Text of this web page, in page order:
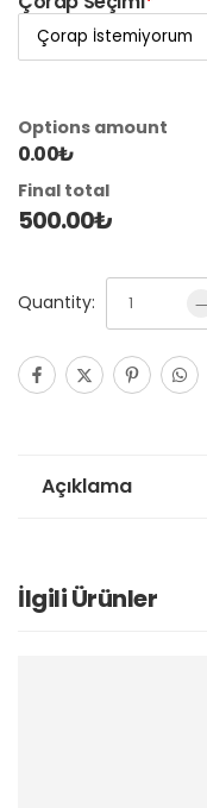
Options amount
0.00₺
Final total
500.00₺
Quantity:
Açıklama
İlgili Ürünler